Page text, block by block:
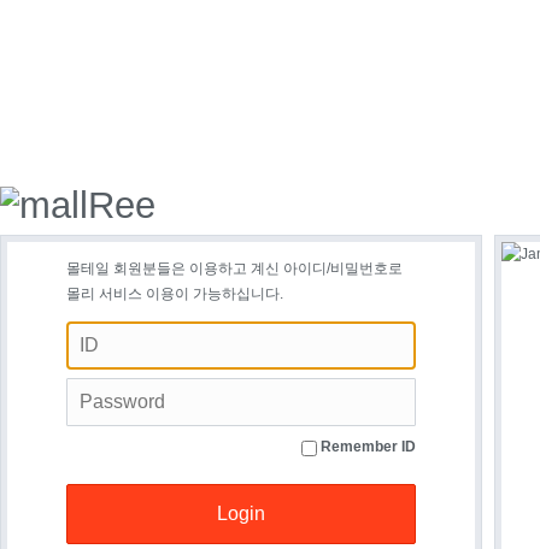
몰테일 회원분들은 이용하고 계신 아이디/비밀번호로
몰리 서비스 이용이 가능하십니다.
Remember ID
Login